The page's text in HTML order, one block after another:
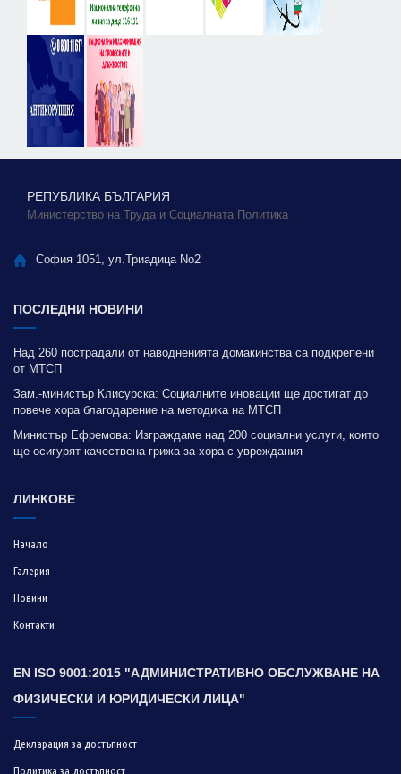
РЕПУБЛИКА БЪЛГАРИЯ
Министерство на Труда и Социалната Политика
София 1051, ул.Триадица No2
ПОСЛЕДНИ НОВИНИ
Над 260 пострадали от наводненията домакинства са подкрепени
от МТСП
Зам.-министър Клисурска: Социалните иновации ще достигат до
повече хора благодарение на методика на МТСП
Министър Ефремова: Изграждаме над 200 социални услуги, които
ще осигурят качествена грижа за хора с увреждания
ЛИНКОВЕ
Начало
Галерия
Новини
Контакти
EN ISO 9001:2015 "АДМИНИСТРАТИВНО ОБСЛУЖВАНЕ НА
ФИЗИЧЕСКИ И ЮРИДИЧЕСКИ ЛИЦА"
Декларация за достъпност
Политика за достъпност